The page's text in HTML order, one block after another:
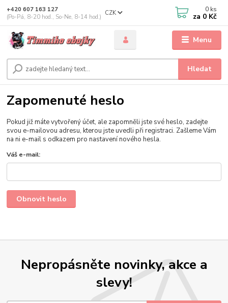
Menu
CZK
Hledat
+420 607 163 127
(Po-Pá, 8-20 hod., So-Ne, 8-14 hod.)
0 ks
za 0 Kč
Zapomenuté heslo
Pokud již máte vytvořený účet, ale zapomněli jste své heslo, zadejte
svou e-mailovou adresu, kterou jste uvedli při registraci. Zašleme Vám
na ni e-mail s odkazem pro nastavení nového hesla.
Váš e-mail:
Obnovit heslo
Nepropásněte novinky, akce a
slevy!